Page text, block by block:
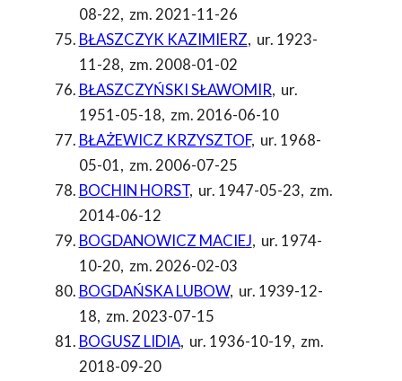
08-22, zm. 2021-11-26
BŁASZCZYK KAZIMIERZ, ur. 1923-
11-28, zm. 2008-01-02
BŁASZCZYŃSKI SŁAWOMIR, ur.
1951-05-18, zm. 2016-06-10
BŁAŻEWICZ KRZYSZTOF, ur. 1968-
05-01, zm. 2006-07-25
BOCHIN HORST, ur. 1947-05-23, zm.
2014-06-12
BOGDANOWICZ MACIEJ, ur. 1974-
10-20, zm. 2026-02-03
BOGDAŃSKA LUBOW, ur. 1939-12-
18, zm. 2023-07-15
BOGUSZ LIDIA, ur. 1936-10-19, zm.
2018-09-20